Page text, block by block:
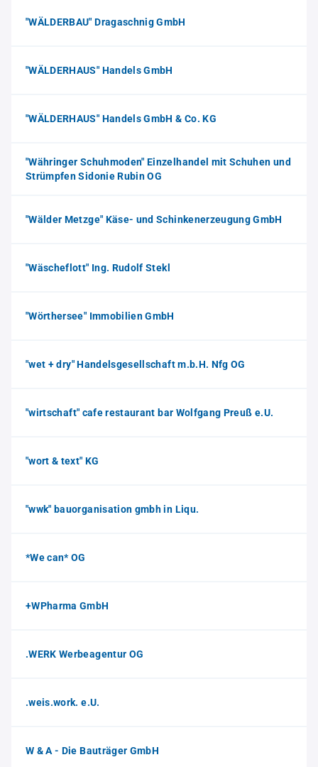
"WÄLDERBAU" Dragaschnig GmbH
"WÄLDERHAUS" Handels GmbH
"WÄLDERHAUS" Handels GmbH & Co. KG
"Währinger Schuhmoden" Einzelhandel mit Schuhen und
Strümpfen Sidonie Rubin OG
"Wälder Metzge" Käse- und Schinkenerzeugung GmbH
"Wäscheflott" Ing. Rudolf Stekl
"Wörthersee" Immobilien GmbH
"wet + dry" Handelsgesellschaft m.b.H. Nfg OG
"wirtschaft" cafe restaurant bar Wolfgang Preuß e.U.
"wort & text" KG
"wwk" bauorganisation gmbh in Liqu.
*We can* OG
+WPharma GmbH
.WERK Werbeagentur OG
.weis.work. e.U.
W & A - Die Bauträger GmbH